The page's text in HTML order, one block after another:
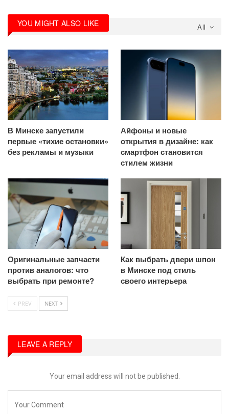
All
YOU MIGHT ALSO LIKE
В Минске запустили
первые «тихие остановки»
без рекламы и музыки
Айфоны и новые
открытия в дизайне: как
смартфон становится
стилем жизни
Оригинальные запчасти
против аналогов: что
выбрать при ремонте?
Как выбрать двери шпон
в Минске под стиль
своего интерьера
PREV NEXT
LEAVE A REPLY
Your email address will not be published.